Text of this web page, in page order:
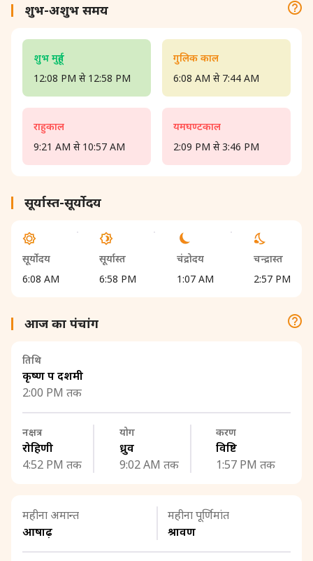
शुभ-अशुभ समय
शुभ मुहूर्त
12:08 PM से 12:58 PM
राहुकाल
9:21 AM से 10:57 AM
गुलिक काल
6:08 AM से 7:44 AM
यमघण्टकाल
2:09 PM से 3:46 PM
सूर्यास्त-सूर्योदय
सूर्योदय
6:08 AM
सूर्यास्त
6:58 PM
चंद्रोदय
1:07 AM
चन्द्रास्त
2:57 PM
आज का पंचांग
तिथि
कृष्ण पक्ष दशमी
2:00 PM तक
नक्षत्र
रोहिणी
4:52 PM तक
योग
ध्रुव
9:02 AM तक
करण
विष्टि
1:57 PM तक
महीना अमान्त
आषाढ़
महीना पूर्णिमांत
श्रावण